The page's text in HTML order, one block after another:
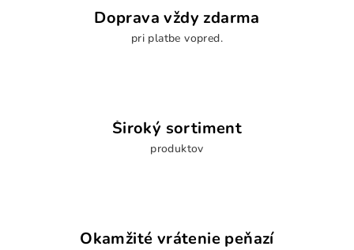
Doprava vždy zdarma
pri platbe vopred.
Široký sortiment
produktov
Okamžité vrátenie peňazí